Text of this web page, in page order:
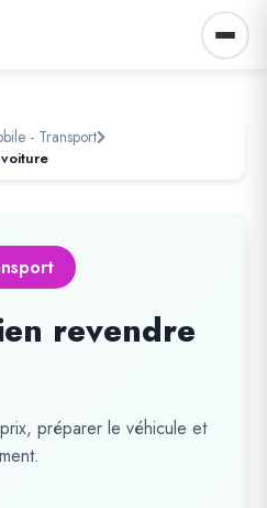
- Transport
revendre
préparer le véhicule et